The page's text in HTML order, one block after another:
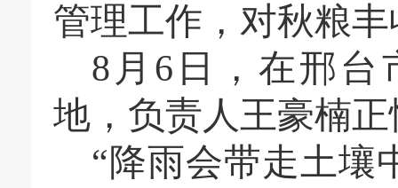
管理工作，对秋粮
8月6日，在邢台
地，负责人王豪楠
“降雨会带走土壤